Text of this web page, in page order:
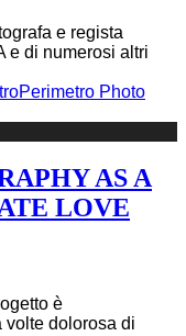
e regista
e di numerosi altri
Perimetro Photo
AS A
LOVE
è
volte dolorosa di